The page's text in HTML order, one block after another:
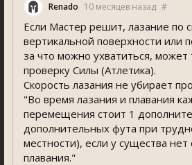
Renado 10 месяцев назад #
Если Мастер решит, лазание по
вертикальной поверхности или
за что можно ухватиться,
проверку Силы (Атлетика).
Скорость лазания не убирает
"Во время лазания и плавания
перемещения стоит 1
дополнительных фута при
местности), если у существа нет
плавания."